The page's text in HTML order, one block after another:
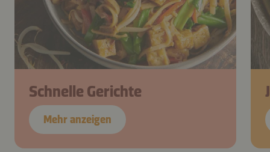
Schnelle Gerichte
Mehr anzeigen